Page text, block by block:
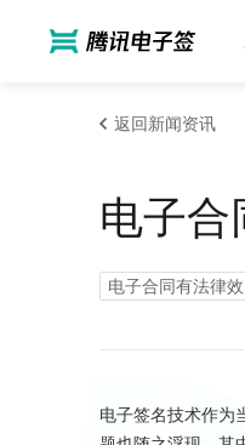
返回新闻资讯
电子合
电子合同有法律
电子签名技术作为